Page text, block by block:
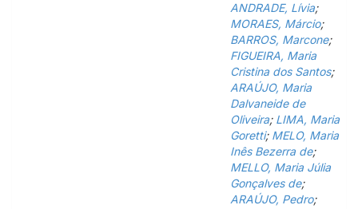
ANDRADE, Lívia;
MORAES, Márcio;
BARROS, Marcone;
FIGUEIRA, Maria
Cristina dos Santos;
ARAÚJO, Maria
Dalvaneide de
Oliveira; LIMA, Maria
Goretti; MELO, Maria
Inês Bezerra de;
MELLO, Maria Júlia
Gonçalves de;
ARAÚJO, Pedro;